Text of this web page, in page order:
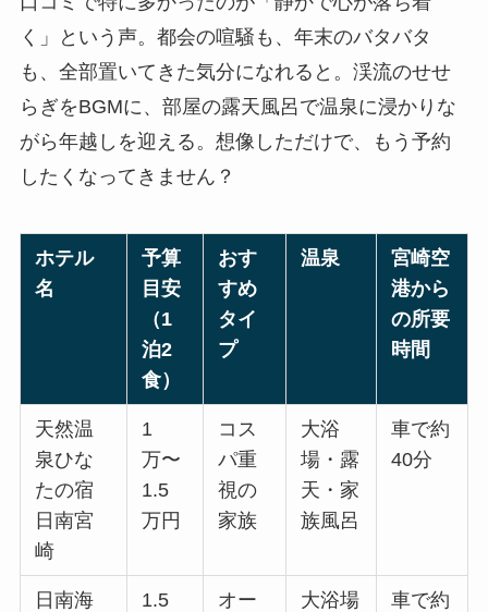
く」という声。都会の喧騒も、年末のバタバタ
も、全部置いてきた気分になれると。渓流のせせ
らぎをBGMに、部屋の露天風呂で温泉に浸かりな
がら年越しを迎える。想像しただけで、もう予約
したくなってきません？
ホテル
名
予算
目安
（1
泊2
食）
おす
すめ
タイ
プ
温泉
宮崎空
港から
の所要
時間
天然温
泉ひな
たの宿
日南宮
崎
1
万〜
1.5
万円
コス
パ重
視の
家族
大浴
場・露
天・家
族風呂
車で約
40分
日南海
1.5
オー
大浴場
車で約